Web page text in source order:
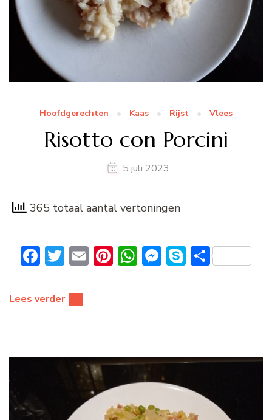
Hoofdgerechten Kaas Rijst Vlees
Risotto con Porcini
5 juli 2023
365 totaal aantal vertoningen
Facebook
Twitter
EmailPinterest
WhatsApp
Messenger
Skype
Delen
Lees verder